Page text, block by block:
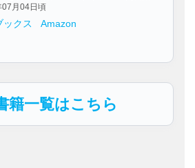
07月04日頃
ックス Amazon
籍一覧はこちら